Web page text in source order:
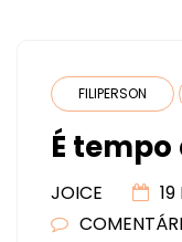
FILIPERSON
É tempo
JOICE